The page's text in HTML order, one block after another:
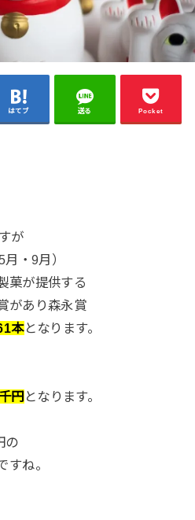
はてブ 送る Pocket
が
・9月）
菓が提供する
があり森永賞
本となります。
円 となります。
の
すね。